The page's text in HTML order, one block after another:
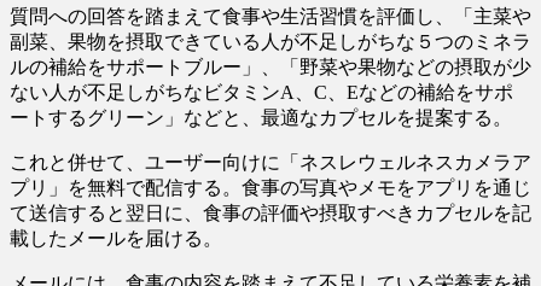
質問への回答を踏まえて食事や生活習慣を評価し、「主菜や
副菜、果物を摂取できている人が不足しがちな５つのミネラ
ルの補給をサポートブルー」、「野菜や果物などの摂取が少
ない人が不足しがちなビタミンA、C、Eなどの補給をサポ
ートするグリーン」などと、最適なカプセルを提案する。
これと併せて、ユーザー向けに「ネスレウェルネスカメラア
プリ」を無料で配信する。食事の写真やメモをアプリを通じ
て送信すると翌日に、食事の評価や摂取すべきカプセルを記
載したメールを届ける。